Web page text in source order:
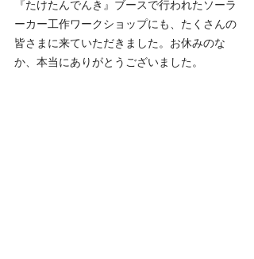
『たけたんでんき』ブースで行われたソーラ
ーカー工作ワークショップにも、たくさんの
皆さまに来ていただきました。お休みのな
か、本当にありがとうございました。